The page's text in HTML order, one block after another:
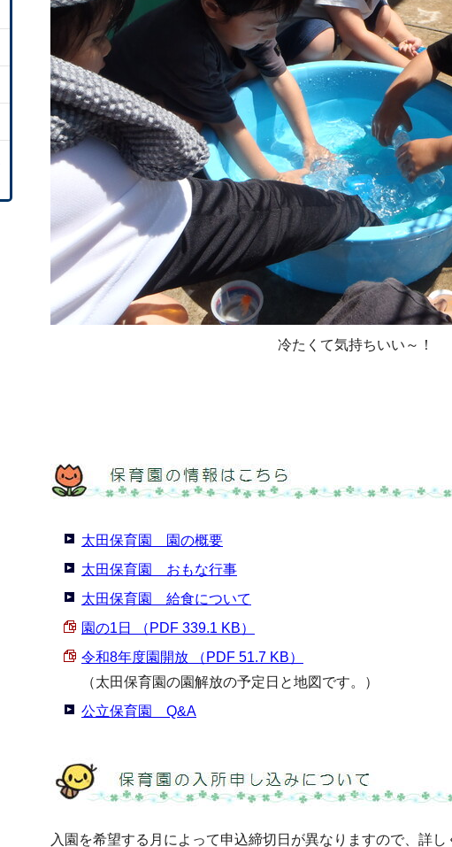
冷たくて気持ちいい～！
太田保育園 園の概要
太田保育園 おもな行事
太田保育園 給食について
園の1日 （PDF 339.1 KB）
令和8年度園開放 （PDF 51.7 KB）
（太田保育園の園解放の予定日と地図です。）
公立保育園 Q&A
入園を希望する月によって申込締切日が異なりますので、詳